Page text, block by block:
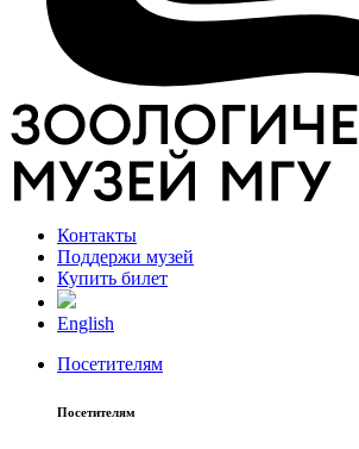
Контакты
Поддержи музей
Купить билет
English
Посетителям
Посетителям